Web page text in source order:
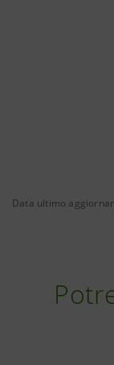
Data ultimo